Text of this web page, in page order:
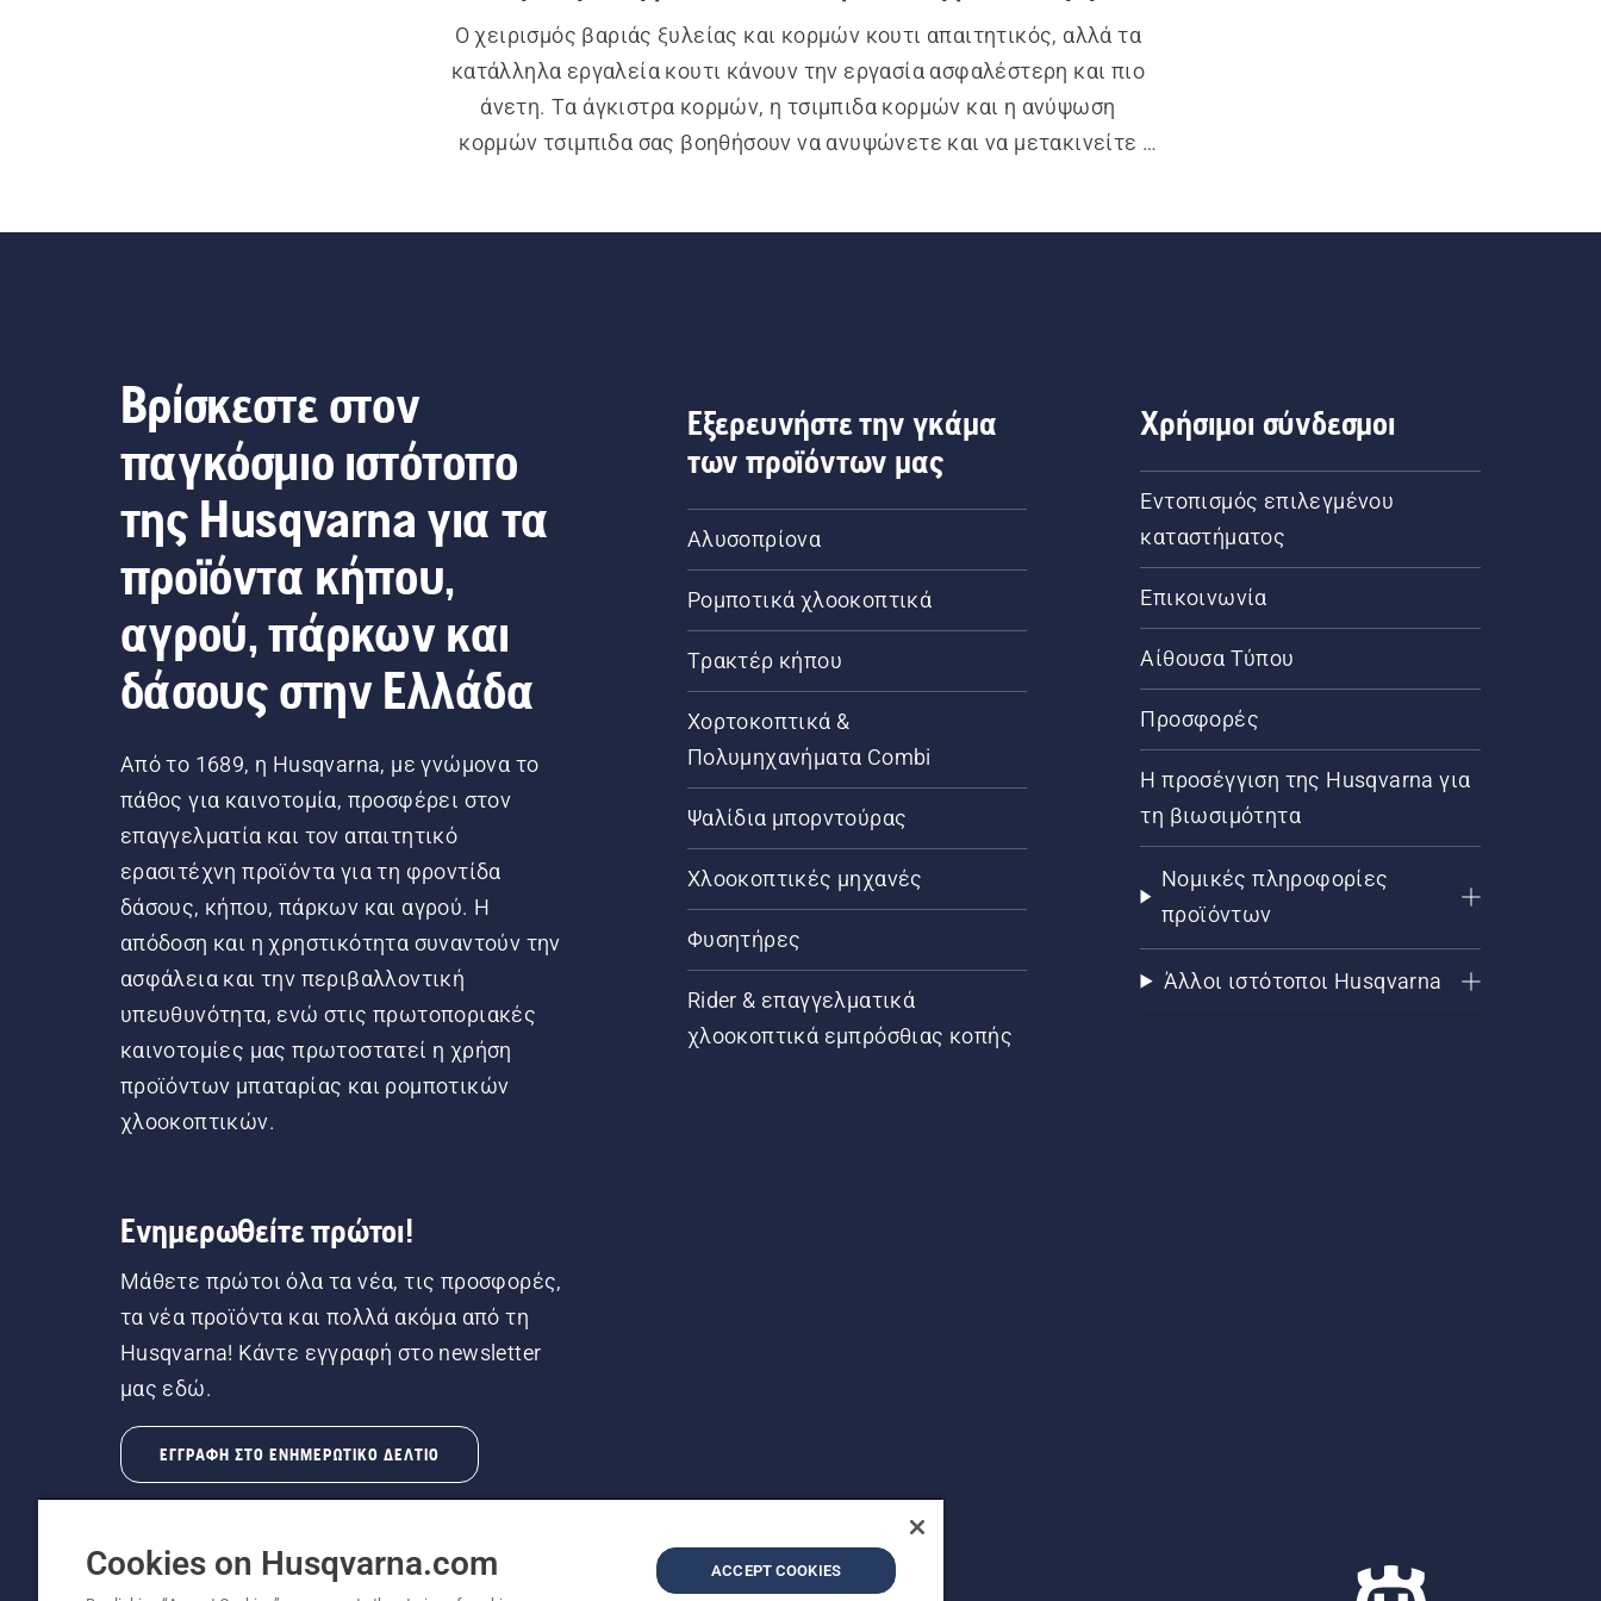
Ο χειρισμός βαριάς ξυλείας και κορμών κουτι απαιτητικός, αλλά τα
κατάλληλα εργαλεία κουτι κάνουν την εργασία ασφαλέστερη και πιο
άνετη. Τα άγκιστρα κορμών, η τσιμπιδα κορμών και η ανύψωση
κορμών τσιμπιδα σας βοηθήσουν να ανυψώνετε και να μετακινείτε
Βρίσκεστε στον
παγκόσμιο ιστότοπο
της Husqvarna για τα
προϊόντα κήπου,
αγρού, πάρκων και
δάσους στην Ελλάδα
Από το 1689, η Husqvarna, με γνώμονα το
πάθος για καινοτομία, προσφέρει στον
επαγγελματία και τον απαιτητικό
ερασιτέχνη προϊόντα για τη φροντίδα
δάσους, κήπου, πάρκων και αγρού. Η
απόδοση και η χρηστικότητα συναντούν την
ασφάλεια και την περιβαλλοντική
υπευθυνότητα, ενώ στις πρωτοποριακές
καινοτομίες μας πρωτοστατεί η χρήση
προϊόντων μπαταρίας και ρομποτικών
χλοοκοπτικών.
Ενημερωθείτε πρώτοι!
Μάθετε πρώτοι όλα τα νέα, τις προσφορές,
τα νέα προϊόντα και πολλά ακόμα από τη
Husqvarna! Κάντε εγγραφή στο newsletter
μας εδώ.
ΕΓΓΡΑΦΉ ΣΤΟ ΕΝΗΜΕΡΩΤΙΚΌ ΔΕΛΤΊΟ
Εξερευνήστε την γκάμα
των προϊόντων μας
Αλυσοπρίονα
Ρομποτικά χλοοκοπτικά
Τρακτέρ κήπου
Χορτοκοπτικά &
Πολυμηχανήματα Combi
Ψαλίδια μπορντούρας
Χλοοκοπτικές μηχανές
Φυσητήρες
Rider & επαγγελματικά
χλοοκοπτικά εμπρόσθιας κοπής
Χρήσιμοι σύνδεσμοι
Εντοπισμός επιλεγμένου
καταστήματος
Επικοινωνία
Αίθουσα Τύπου
Προσφορές
Η προσέγγιση της Husqvarna για
τη βιωσιμότητα
Νομικές πληροφορίες
προϊόντων
Άλλοι ιστότοποι Husqvarna
Cookies on Husqvarna.com ACCEPT COOKIES